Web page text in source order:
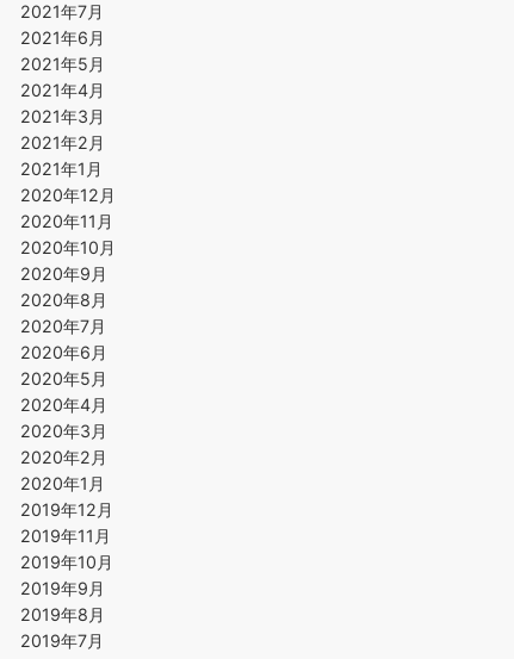
2021年7月
2021年6月
2021年5月
2021年4月
2021年3月
2021年2月
2021年1月
2020年12月
2020年11月
2020年10月
2020年9月
2020年8月
2020年7月
2020年6月
2020年5月
2020年4月
2020年3月
2020年2月
2020年1月
2019年12月
2019年11月
2019年10月
2019年9月
2019年8月
2019年7月